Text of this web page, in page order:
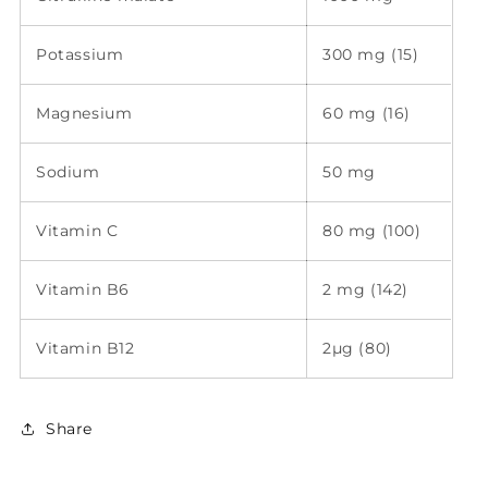
Potassium 300 mg (15)
Magnesium 60 mg (16)
Sodium 50 mg
Vitamin C 80 mg (100)
Vitamin B6 2 mg (142)
Vitamin B12 2µg (80)
Share